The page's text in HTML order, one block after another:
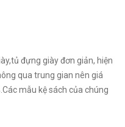
đựng giày đơn giản, hiện
qua trung gian nên giá
mẫu kệ sách của chúng